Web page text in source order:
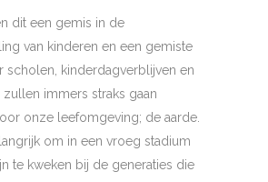
dit een gemis in de
van kinderen en een gemiste
scholen, kinderdagverblijven en
zullen immers straks gaan
onze leefomgeving; de aarde.
om in een vroeg stadium
te kweken bij de generaties die